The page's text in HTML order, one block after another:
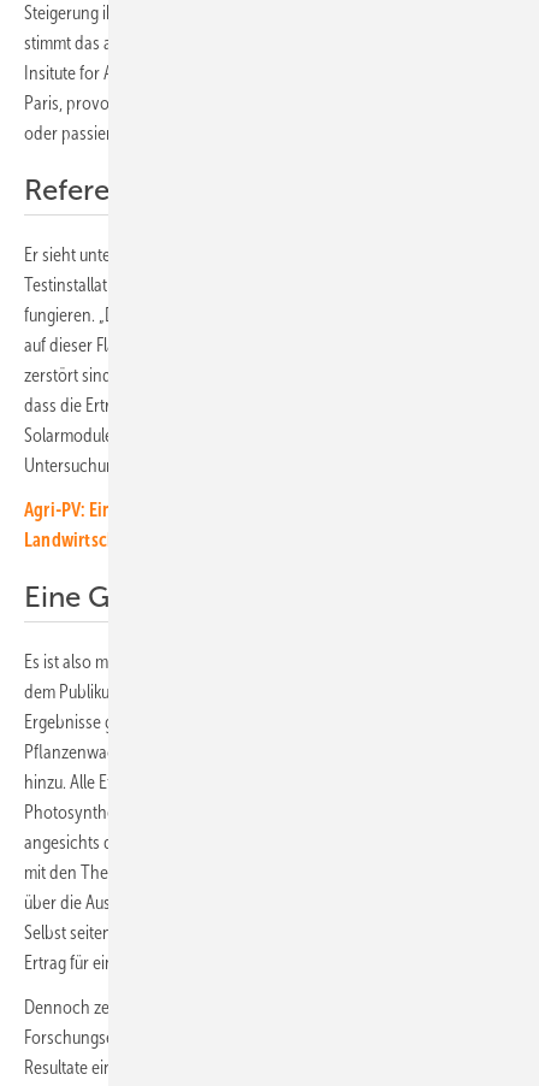
Steigerung ihres Einkommens erzielen. Das ist sehr attraktiv. Doch
stimmt das auch?“, fragt Christian Dupraz vom National Research
Insitute for Agriculture, Food and Environment (INRAE) mit Sitz in
Paris, provokant. „Sind diese Mehrerträge ein durchschnittlicher Wert
oder passiert das nur einmal alle zehn Jahre?“
Referenzböden schonen
Er sieht unter anderem das Problem bei den Kontrollflächen, die in
Testinstallationen als Vergleich für Erträge ohne Solaranlage
fungieren. „Doch während des Baus der Agri-PV-Testanlage wird oft
auf dieser Fläche das Material gelagert, sodass diese Böden zunächst
zerstört sind“, sagt Christian Dupraz. „Dann ist es nicht verwunderlich,
dass die Erträge auf diesen Böden schlechter sind als unter den
Solarmodulen“, erklärt er mit Blick auf einen möglichen Fehler bei den
Untersuchungen.
Agri-PV: Eine Chance für den Betriebsübergang in der
Landwirtschaft
Eine Gewinnspanne angeben
Es ist also mehr Forschung und ehrliche Forschung notwendig. Aus
dem Publikum kam allerdings ein Hinweis, dass es schon sehr viele
Ergebnisse gibt. Zahlreiche Untersuchungen wurden hinsichtlich des
Pflanzenwachstums angestellt. Später kamen dann die Solaranlagen
hinzu. Alle Effekte wurden untersucht – von der Auswirkung auf die
Photosynthese durch die Verschattung bis zum Schutz der Pflanzen
angesichts des fortschreitenden Klimawandels. Die Forscher, die sich
mit den Themen beschäftigen, können den Landwirten eine Spanne
über die Auswirkungen der Photovoltaik auf die Erträge nennen.
Selbst seitens der Agrarforschung kann niemand einen konkreten
Ertrag für eine Fläche nennen.
Dennoch zeigen die auf der Konferenz präsentierten
Forschungsergebnisse in eine interessante Richtung. Wie die aktuellen
Resultate einer Forschungsanlage über Apfelbäumen in Baden-